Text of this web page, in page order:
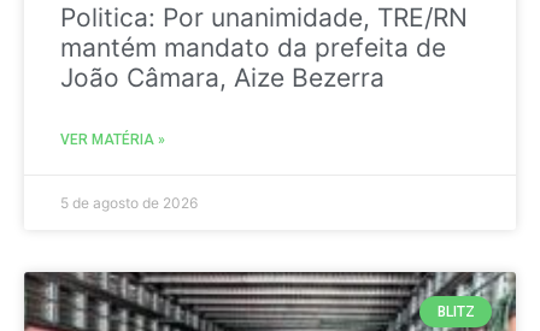
Politica: Por unanimidade, TRE/RN
mantém mandato da prefeita de
João Câmara, Aize Bezerra
VER MATÉRIA »
5 de agosto de 2026
BLITZ